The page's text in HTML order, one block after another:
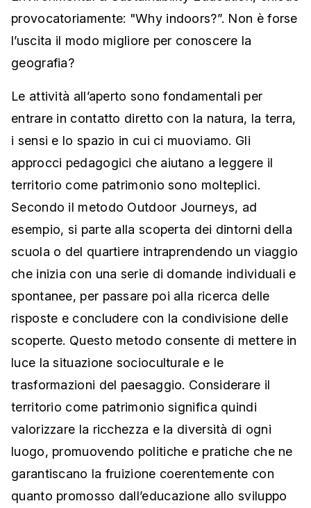
provocatoriamente: "Why indoors?”. Non è forse
l’uscita il modo migliore per conoscere la
geografia?
Le attività all’aperto sono fondamentali per
entrare in contatto diretto con la natura, la terra,
i sensi e lo spazio in cui ci muoviamo. Gli
approcci pedagogici che aiutano a leggere il
territorio come patrimonio sono molteplici.
Secondo il metodo Outdoor Journeys, ad
esempio, si parte alla scoperta dei dintorni della
scuola o del quartiere intraprendendo un viaggio
che inizia con una serie di domande individuali e
spontanee, per passare poi alla ricerca delle
risposte e concludere con la condivisione delle
scoperte. Questo metodo consente di mettere in
luce la situazione socioculturale e le
trasformazioni del paesaggio. Considerare il
territorio come patrimonio significa quindi
valorizzare la ricchezza e la diversità di ogni
luogo, promuovendo politiche e pratiche che ne
garantiscano la fruizione coerentemente con
quanto promosso dall’educazione allo sviluppo